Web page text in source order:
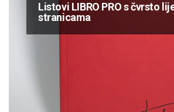
Listovi LIBRO PRO s čvrsto
stranicama